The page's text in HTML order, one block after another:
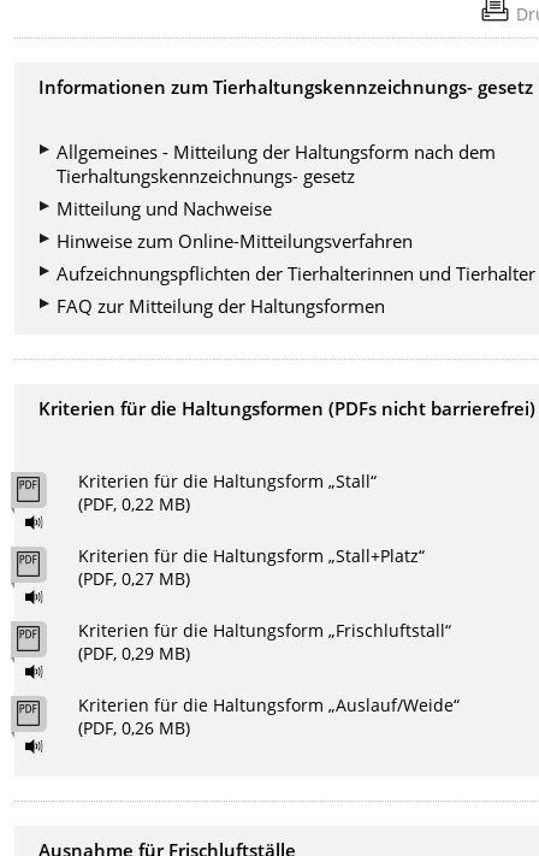
Informationen zum Tierhaltungskennzeichnungs- gesetz
Allgemeines - Mitteilung der Haltungsform nach dem
Tierhaltungskennzeichnungs- gesetz
Mitteilung und Nachweise
Hinweise zum Online-Mitteilungsverfahren
Aufzeichnungspflichten der Tierhalterinnen und Tierhalter
FAQ zur Mitteilung der Haltungsformen
Kriterien für die Haltungsformen (PDFs nicht barrierefrei)
Kriterien für die Haltungsform „Stall“
(PDF, 0,22 MB)
Kriterien für die Haltungsform „Stall+Platz“
(PDF, 0,27 MB)
Kriterien für die Haltungsform „Frischluftstall“
(PDF, 0,29 MB)
Kriterien für die Haltungsform „Auslauf/Weide“
(PDF, 0,26 MB)
Ausnahme für Frischluftställe